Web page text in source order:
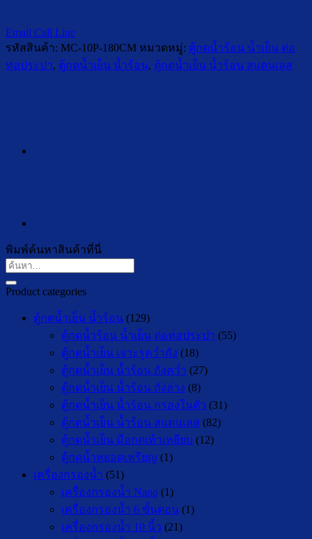
Email Call Line
รหัสสินค้า: MC-10P-180CM หมวดหมู่: ตู้กดน้ำร้อน น้ำเย็น ต่อ
ท่อประปา, ตู้กดน้ำเย็น น้ำร้อน, ตู้กดน้ำเย็น น้ำร้อน สแตนเลส
พิมพ์ค้นหาสินค้าที่นี่
ค้นหา:
Product categories
ตู้กดน้ำเย็น น้ำร้อน (129)
ตู้กดน้ำร้อน น้ำเย็น ต่อท่อประปา (55)
ตู้กดน้ำเย็น เจาะรูคว่ำถัง (18)
ตู้กดน้ำเย็น น้ำร้อน ถังคว่ำ (27)
ตู้กดน้ำเย็น น้ำร้อน ถังล่าง (8)
ตู้กดน้ำเย็น น้ำร้อน กรองในตัว (31)
ตู้กดน้ำเย็น น้ำร้อน สแตนเลส (82)
ตู้กดน้ำเย็น มือกดเท้าเหยียบ (12)
ตู้กดน้ำหยอดเหรียญ (1)
เครื่องกรองน้ำ (51)
เครื่องกรองน้ำ Nano (1)
เครื่องกรองน้ำ 6 ขั้นตอน (1)
เครื่องกรองน้ำ 10 นิ้ว (21)